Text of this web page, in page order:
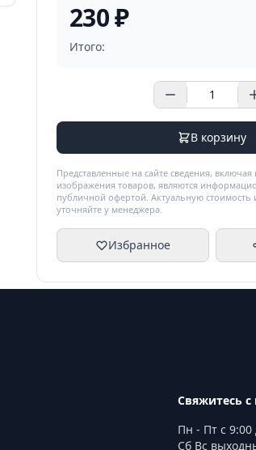
230 ₽
Итого:
В корзину
Представленные на сайте сведения,
изображения товаров, являются
публичной офертой. Актуальную стоимость
уточняйте у менеджера.
Избранное
Свяжитесь с
Пн - Пт с 9:00
Сб Вс